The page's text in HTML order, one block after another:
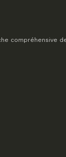
compréhensive